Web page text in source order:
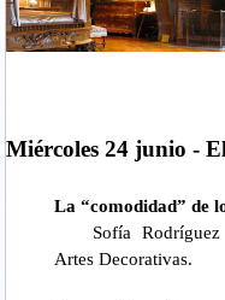
Miércoles 24 junio -
La “comodidad” de
Sofía Rodríguez
Artes Decorativas.